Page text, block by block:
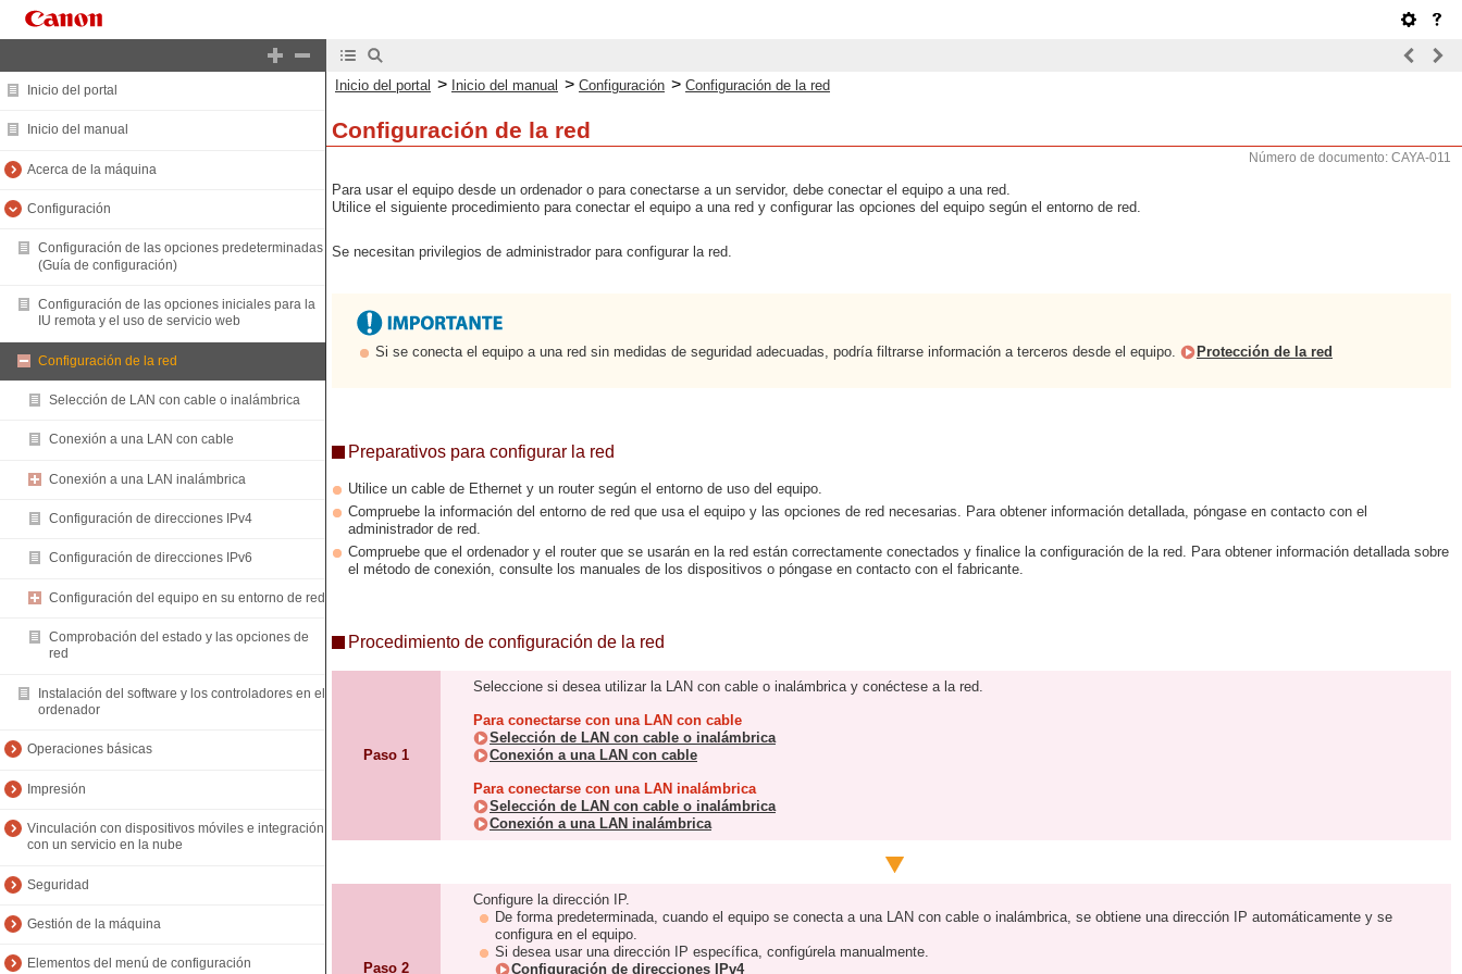
Inicio del portal
Inicio del manual
Acerca de la máquina
Configuración
Configuración de las opciones predeterminadas
(Guía de configuración)
Configuración de las opciones iniciales para la
IU remota y el uso de servicio web
Configuración de la red
Selección de LAN con cable o inalámbrica
Conexión a una LAN con cable
Conexión a una LAN inalámbrica
Configuración de direcciones IPv4
Configuración de direcciones IPv6
Configuración del equipo en su entorno de red
Comprobación del estado y las opciones de
red
Instalación del software y los controladores en el
ordenador
Operaciones básicas
Impresión
Vinculación con dispositivos móviles e integración
con un servicio en la nube
Seguridad
Gestión de la máquina
Elementos del menú de configuración
Inicio del portal > Inicio del manual > Configuración > Configuración de la red
Configuración de la red
Número de documento: CAYA-011
Para usar el equipo desde un ordenador o para conectarse a un servidor, debe conectar el equipo a una red.
Utilice el siguiente procedimiento para conectar el equipo a una red y configurar las opciones del equipo según el entorno de red.
Se necesitan privilegios de administrador para configurar la red.
Si se conecta el equipo a una red sin medidas de seguridad adecuadas, podría filtrarse información a terceros desde el equipo. Protección de la red
Preparativos para configurar la red
Utilice un cable de Ethernet y un router según el entorno de uso del equipo.
Compruebe la información del entorno de red que usa el equipo y las opciones de red necesarias. Para obtener información detallada, póngase en contacto con el
administrador de red.
Compruebe que el ordenador y el router que se usarán en la red están correctamente conectados y finalice la configuración de la red. Para obtener información detallada sobre
el método de conexión, consulte los manuales de los dispositivos o póngase en contacto con el fabricante.
Procedimiento de configuración de la red
Paso 1
Seleccione si desea utilizar la LAN con cable o inalámbrica y conéctese a la red.
Para conectarse con una LAN con cable
Selección de LAN con cable o inalámbrica
Conexión a una LAN con cable
Para conectarse con una LAN inalámbrica
Selección de LAN con cable o inalámbrica
Conexión a una LAN inalámbrica
Paso 2
Configure la dirección IP.
De forma predeterminada, cuando el equipo se conecta a una LAN con cable o inalámbrica, se obtiene una dirección IP automáticamente y se
configura en el equipo.
Si desea usar una dirección IP específica, configúrela manualmente.
Configuración de direcciones IPv4